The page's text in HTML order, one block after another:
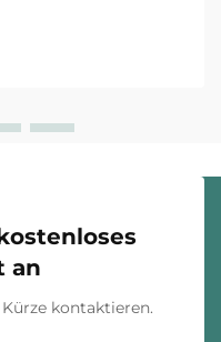
Fast-Fashion-
an
kontaktieren.